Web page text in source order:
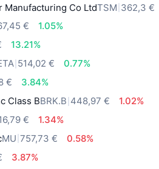
Manufacturing Co LtdTSM 362,3 €
€
1.05%
13.21%
514,02 €
0.77%
€
3.84%
Class BBRK.B 448,97 €
1.02%
€
1.34%
MU 757,73 €
0.58%
3.87%